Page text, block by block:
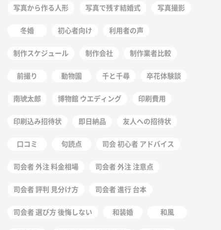
写真から作る人形 写真で残す結婚式 写真撮影
冬婚 初心者向け 利用者の声
制作スケジュール 制作会社 制作業者比較
前撮り 動物園 千と千尋 卒花体験談
南琥太郎 博物館 ウエディング 印刷費用
印刷込み招待状 即日納品 友人への招待状
口コミ 句読点 司会 初心者 アドバイス
司会者 外注 料金相場 司会者 外注 注意点
司会者 評判 見分け方 司会者 進行 台本
司会者 選び方 後悔しない 和装婚 和風